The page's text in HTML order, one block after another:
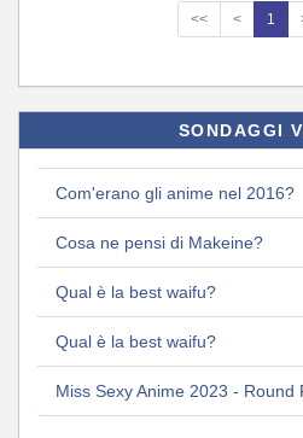
<< < 1
SONDAGGI
Com'erano gli anime nel 2016?
Cosa ne pensi di Makeine?
Qual è la best waifu?
Qual è la best waifu?
Miss Sexy Anime 2023 - Round